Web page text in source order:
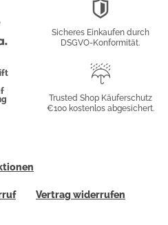
ÜberweisungSicheres Einkaufen durch
DSGVO-Konformität.
Käuferschutz
Trusted Shop Käuferschutz
€100 kostenlos abgesichert.
Vertrag widerrufen